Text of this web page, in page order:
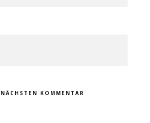
KOMMENTAR